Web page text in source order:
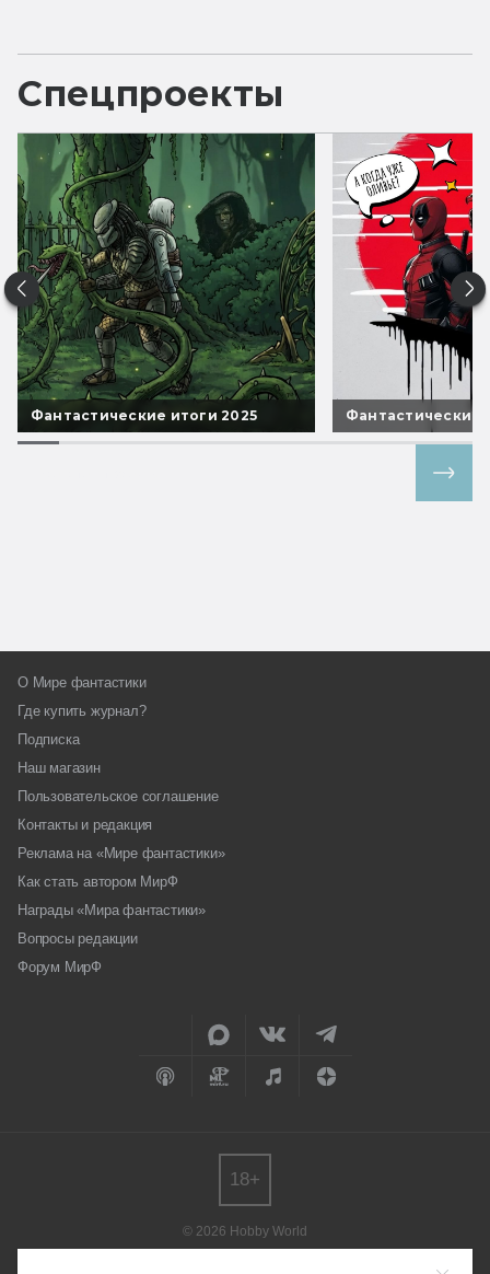
Спецпроекты
Фантастические итоги 2025 Фантастические
О Мире фантастики
Где купить журнал?
Подписка
Наш магазин
Пользовательское соглашение
Контакты и редакция
Реклама на «Мире фантастики»
Как стать автором МирФ
Награды «Мира фантастики»
Вопросы редакции
Форум МирФ
© 2026 Hobby World
18+